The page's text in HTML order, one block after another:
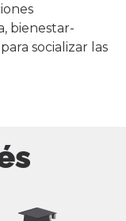
bienestar-
socializar las